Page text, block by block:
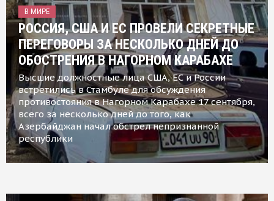
В МИРЕ
РОССИЯ, США И ЕС ПРОВЕЛИ СЕКРЕТНЫЕ
ПЕРЕГОВОРЫ ЗА НЕСКОЛЬКО ДНЕЙ ДО
ОБОСТРЕНИЯ В НАГОРНОМ КАРАБАХЕ
Высшие должностные лица США, ЕС и России
встретились в Стамбуле для обсуждения
противостояния в Нагорном Карабахе 17 сентября,
всего за несколько дней до того, как
Азербайджан начал обстрел непризнанной
республики